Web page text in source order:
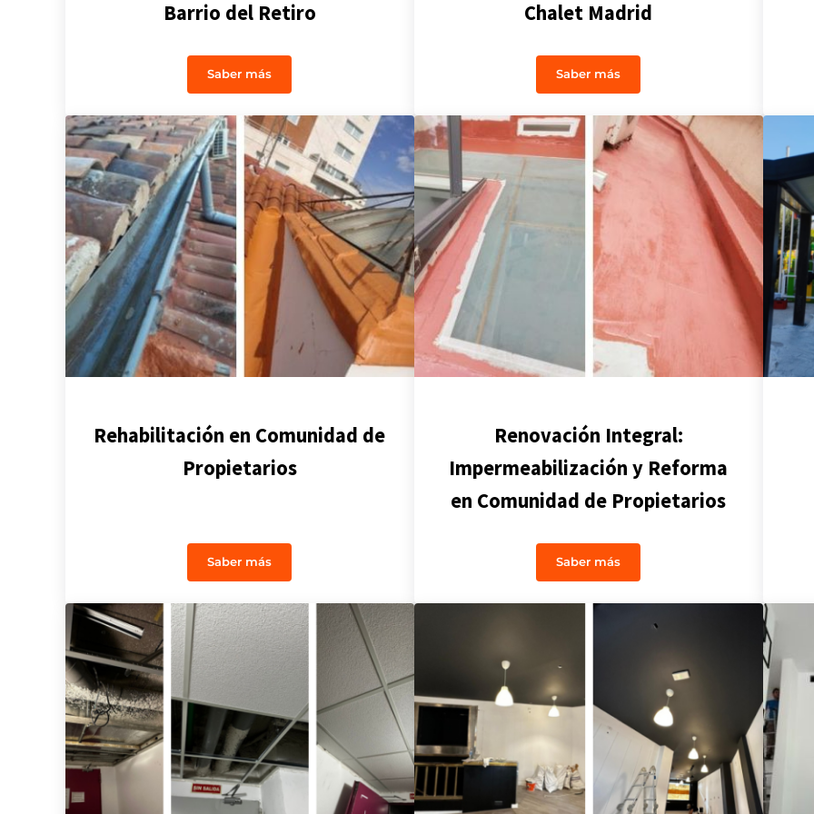
Barrio del Retiro
Saber másReforma Centro Wellness en el Barrio del Retiro
Chalet Madrid
Saber másObra de Impermeabilización en
Rehabilitación en Comunidad de
Propietarios
Saber másRehabilitación en Comunidad de Propietarios
Renovación Integral:
Impermeabilización y Reforma
en Comunidad de Propietarios
Saber másRenovación Integral: